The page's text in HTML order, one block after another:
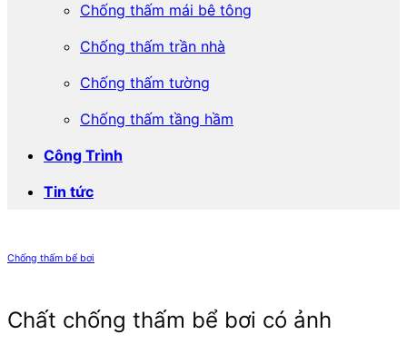
Chống thấm mái bê tông
Chống thấm trần nhà
Chống thấm tường
Chống thấm tầng hầm
Công Trình
Tin tức
Chống thấm bể bơi
Chất chống thấm bể bơi có ảnh